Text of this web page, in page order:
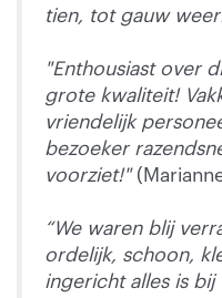
tien, tot gauw
"Enthousiast over
grote kwaliteit!
vriendelijk
bezoeker
voorziet!"
“We waren blij
ordelijk, schoon,
ingericht alles is bij